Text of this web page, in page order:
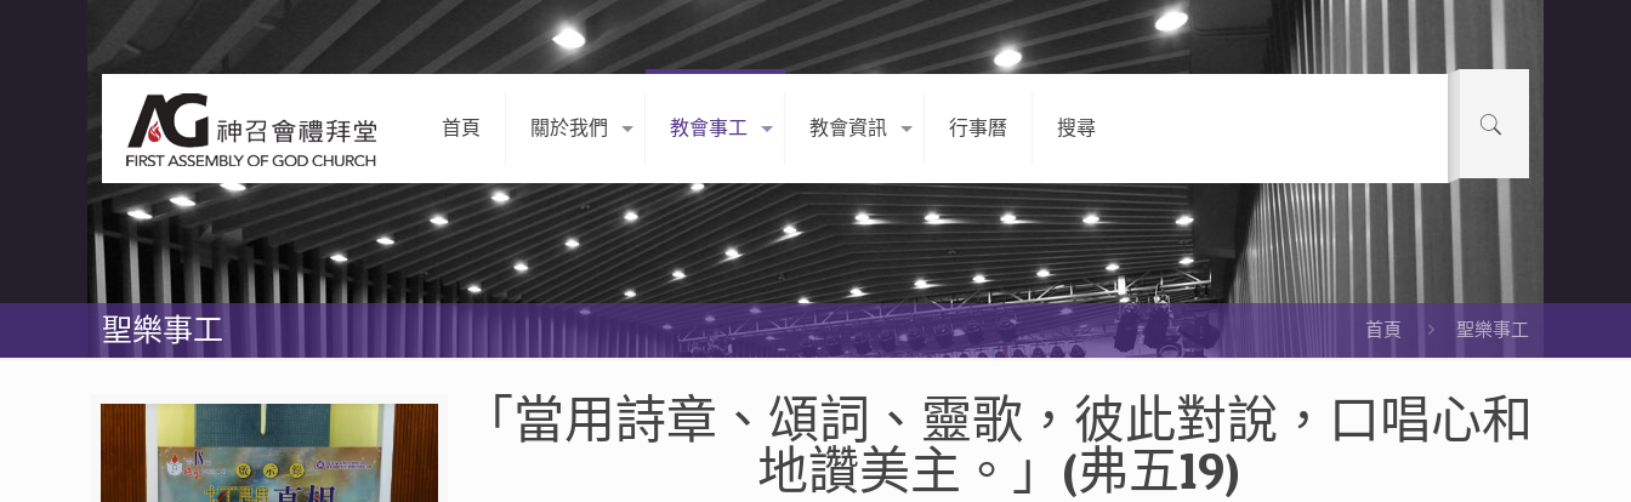
首頁 關於我們 教會事工 教會資訊 行事曆 搜尋
聖樂事工 首頁 聖樂事工
「當用詩章、頌詞、靈歌，彼此對說，口唱心和
地讚美主。」(弗五19)